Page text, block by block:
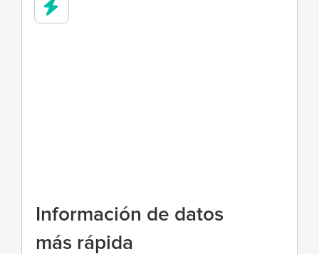
Información de datos
más rápida